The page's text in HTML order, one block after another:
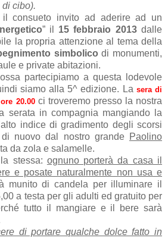
cibo).
consueto invito ad aderire ad un
” il 15 febbraio 2013dalle
la propria attenzione al tema della
simbolico di monumenti,
e private abitazioni.
partecipiamo a questa lodevole
siamo alla 5^ edizione. La sera di
20.00ci troveremo presso la nostra
serata in compagnia mangiando la
indice di gradimento degli scorsi
nuovo dal nostro grande Paolino
da zola e salamelle.
stessa: ognuno porterà da casa il
e posate naturalmente non usa e
munito di candela per illuminare il
a testa per gli adulti ed gratuito per
tutto il mangiare e il bere sarà
di portare qualche dolce fatto in